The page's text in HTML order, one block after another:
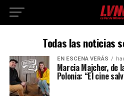
Todas las noticias
EN ESCENA VERÁS
Marcia Majcher, de
Polonia: “El cine